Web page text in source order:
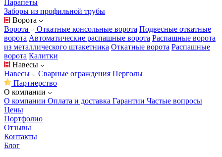
Парапеты
Заборы из профильной трубы
Ворота
Ворота
Откатные консольные ворота Подвесные откатные
ворота Автоматические распашные ворота Распашные ворота
из металлического штакетника Откатные ворота Распашные
ворота Калитки
Навесы
Навесы
Сварные ограждения Перголы
Партнерство
О компании
О компании Оплата и доставка Гарантии Частые вопросы
Цены
Портфолио
Отзывы
Контакты
Блог